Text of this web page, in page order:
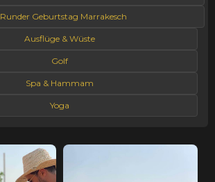
Runder Geburtstag Marrakesch
Ausflüge & Wüste
Golf
Spa & Hammam
Yoga